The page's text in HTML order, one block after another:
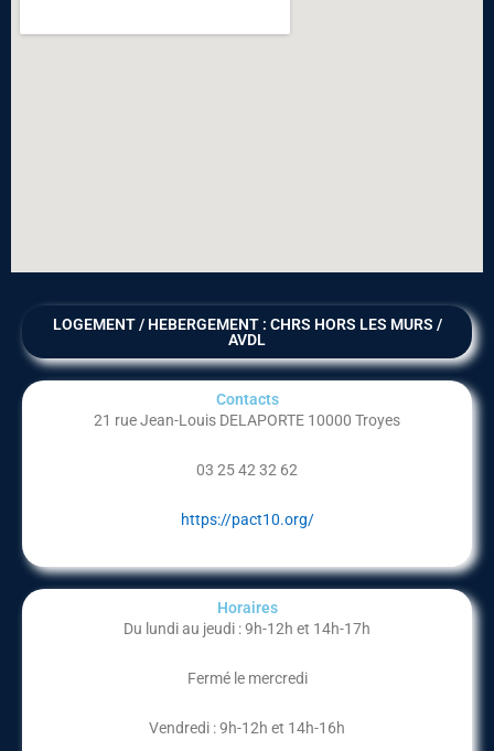
LOGEMENT / HEBERGEMENT : CHRS HORS LES MURS /
AVDL
Contacts
21 rue Jean-Louis DELAPORTE 10000 Troyes
03 25 42 32 62
https://pact10.org/
Horaires
Du lundi au jeudi : 9h-12h et 14h-17h
Fermé le mercredi
Vendredi : 9h-12h et 14h-16h